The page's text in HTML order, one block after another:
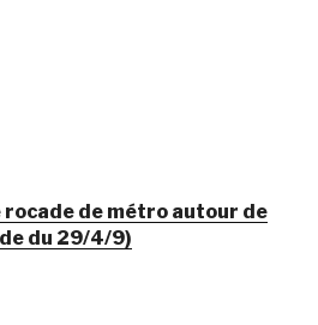
de métro autour de
du 29/4/9)